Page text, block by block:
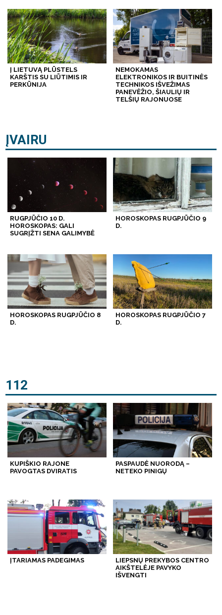
Į LIETUVĄ PLŪSTELS
KARŠTIS SU LIŪTIMIS IR
PERKŪNIJA
NEMOKAMAS
ELEKTRONIKOS IR BUITINĖS
TECHNIKOS IŠVEŽIMAS
PANEVĖŽIO, ŠIAULIŲ IR
TELŠIŲ RAJONUOSE
ĮVAIRU
RUGPJŪČIO 10 D.
HOROSKOPAS: GALI
SUGRĮŽTI SENA GALIMYBĖ
HOROSKOPAS RUGPJŪČIO 9
D.
HOROSKOPAS RUGPJŪČIO 8
D.
HOROSKOPAS RUGPJŪČIO 7
D.
112
KUPIŠKIO RAJONE
PAVOGTAS DVIRATIS
PASPAUDĖ NUORODĄ –
NETEKO PINIGŲ
ĮTARIAMAS PADEGIMAS
LIEPSNŲ PREKYBOS CENTRO
AIKŠTELĖJE PAVYKO
IŠVENGTI